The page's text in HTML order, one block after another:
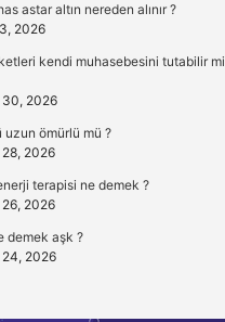
astar altın nereden alınır ?
2026
kendi muhasebesini tutabilir mi
30, 2026
uzun ömürlü mü ?
2026
terapisi ne demek ?
2026
demek aşk ?
2026